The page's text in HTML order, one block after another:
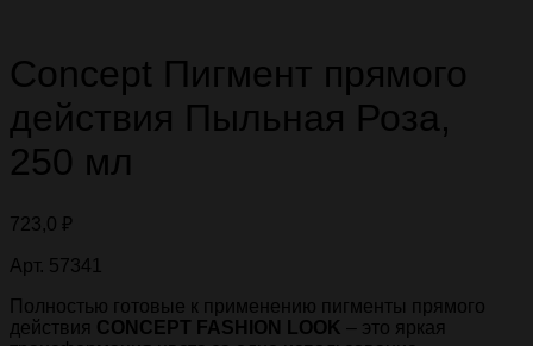
Concept Пигмент прямого
действия Пыльная Роза,
250 мл
723,0 ₽
Арт. 57341
Полностью готовые к применению пигменты прямого
действия CONCEPT FASHION LOOK – это яркая